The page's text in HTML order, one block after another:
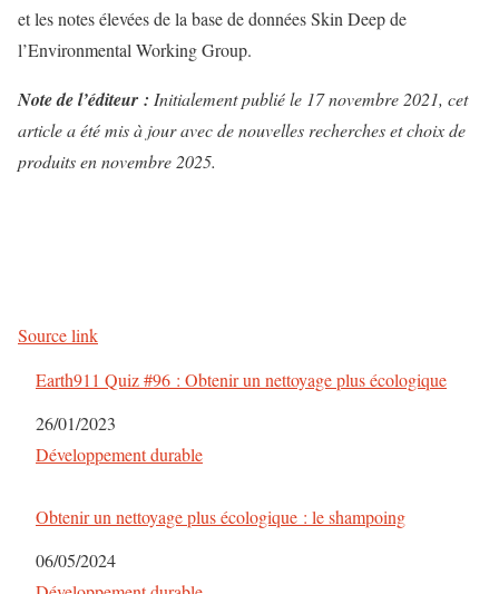
et les notes élevées de la base de données Skin Deep de
l’Environmental Working Group.
Note de l’éditeur : Initialement publié le 17 novembre 2021, cet
article a été mis à jour avec de nouvelles recherches et choix de
produits en novembre 2025.
i
Source link
Earth911 Quiz #96 : Obtenir un nettoyage plus écologique
Date
26/01/2023
Par rapport à
Développement durable
Obtenir un nettoyage plus écologique : le shampoing
Date
06/05/2024